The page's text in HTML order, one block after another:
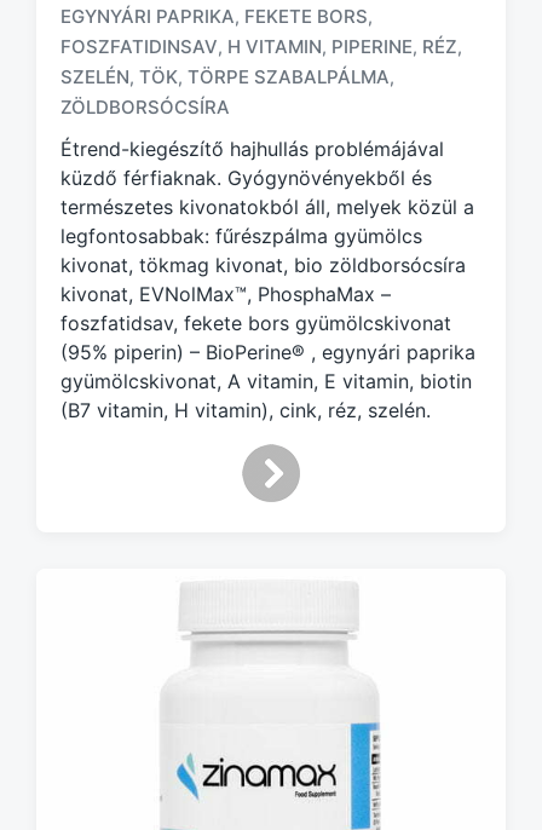
T
a
g
e
d
w
i
h
EGYNYÁRI PAPRIKA, FEKETE BORS,
FOSZFATIDINSAV, H VITAMIN, PIPERINE, RÉZ,
SZELÉN, TÖK, TÖRPE SZABALPÁLMA,
ZÖLDBORSÓCSÍRA
Étrend-kiegészítő hajhullás problémájával
küzdő férfiaknak. Gyógynövényekből és
természetes kivonatokból áll, melyek közül a
legfontosabbak: fűrészpálma gyümölcs
kivonat, tökmag kivonat, bio zöldborsócsíra
kivonat, EVNolMax™, PhosphaMax –
foszfatidsav, fekete bors gyümölcskivonat
(95% piperin) – BioPerine® , egynyári paprika
gyümölcskivonat, A vitamin, E vitamin, biotin
(B7 vitamin, H vitamin), cink, réz, szelén.